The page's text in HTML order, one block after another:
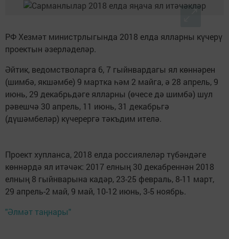
РФ Хезмәт министрлыгында 2018 елда ялларны күчерү
проектын әзерләделәр.
Әйтик, ведомстволарга 6, 7 гыйнвардагы ял көннәрен
(шимбә, якшәмбе) 9 мартка һәм 2 майга, ә 28 апрель, 9
июнь, 29 декабрьдәге ялларны (өчесе дә шимбә) шул
рәвешчә 30 апрель, 11 июнь, 31 декабрьгә
(дүшәмбеләр) күчерергә тәкъдим ителә.
Проект хупланса, 2018 елда россиялеләр түбәндәге
көннәрдә ял итәчәк: 2017 елның 30 декабреннән 2018
елның 8 гыйнварына кадәр, 23-25 февраль, 8-11 март,
29 апрель-2 май, 9 май, 10-12 июнь, 3-5 ноябрь.
"Әлмәт таңнары"